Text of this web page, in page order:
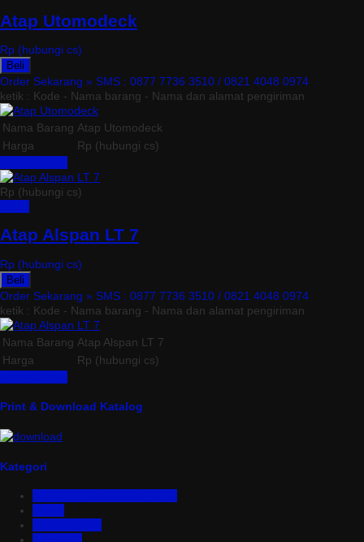
Atap Utomodeck
Rp (hubungi cs)
Beli
Order Sekarang » SMS : 0877 7736 3510 / 0821 4048 0974
ketik : Kode - Nama barang - Nama dan alamat pengiriman
Nama Barang Atap Utomodeck
Harga
Rp (hubungi cs)
Rp (hubungi cs)
Atap Alspan LT 7
Rp (hubungi cs)
Beli
Order Sekarang » SMS : 0877 7736 3510 / 0821 4048 0974
ketik : Kode - Nama barang - Nama dan alamat pengiriman
Nama Barang Atap Alspan LT 7
Harga
Rp (hubungi cs)
Print & Download Katalog
Kategori